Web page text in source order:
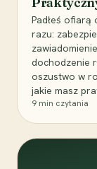
Padłeś ofiarą
razu:
dochodzenie
oszustwo w
jakie masz
9 min czytania